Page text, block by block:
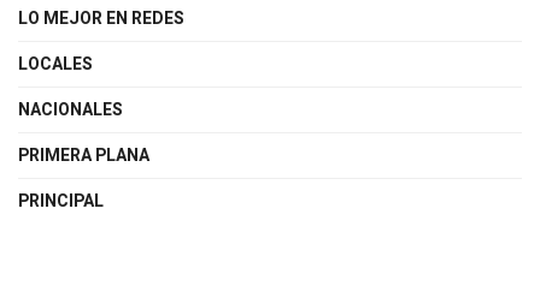
LO MEJOR EN REDES
LOCALES
NACIONALES
PRIMERA PLANA
PRINCIPAL